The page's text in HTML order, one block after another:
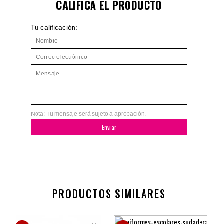
$69.900$55.920
CALIFICA EL PRODUCTO
Tu calificación:
Nota: Tu mensaje será sujeto a aprobación.
Enviar
PRODUCTOS SIMILARES